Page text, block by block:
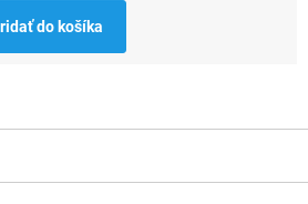
do košíka